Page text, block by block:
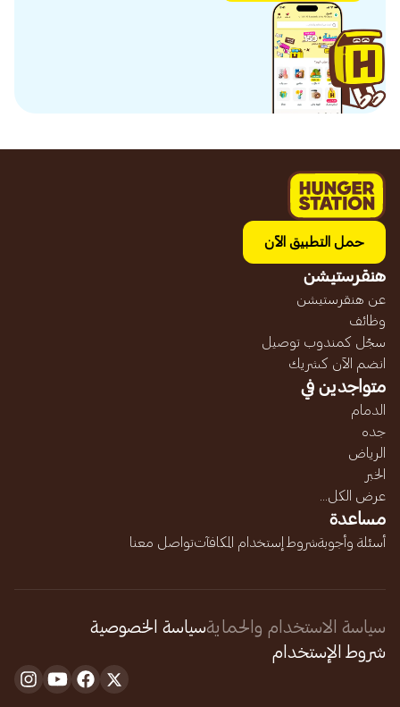
حمل التطبيق الآن
هنقرستيشن
عن هنقرستيشن
وظائف
سجّل كمندوب توصيل
انضم الآن كشريك
متواجدين في
الدمام
جده
الرياض
الخبر
عرض الكل...
مساعدة
أسئلة وأجوبةشروط إستخدام المكافآتتواصل معنا
سياسة الاستخدام والحمايةسياسة الخصوصية
شروط الإستخدام